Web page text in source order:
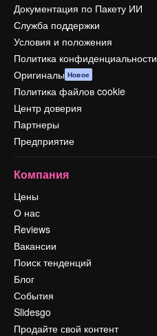
Документация по Пакету ИИ
Служба поддержки
Условия и положения
Политика конфиденциальности
Оригиналы Новое
Политика файлов cookie
Центр доверия
Партнеры
Предприятие
Компания
Цены
О нас
Reviews
Вакансии
Поиск тенденций
Блог
События
Slidesgo
Продайте свой контент